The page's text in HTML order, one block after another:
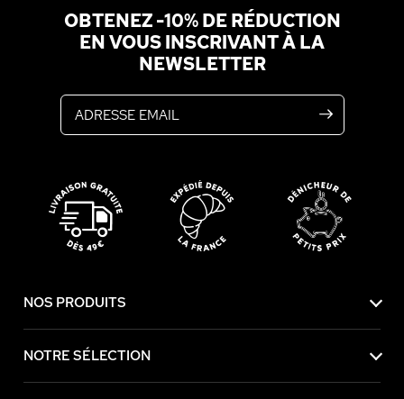
OBTENEZ -10% DE RÉDUCTION
EN VOUS INSCRIVANT À LA
NEWSLETTER
NOS PRODUITS
NOTRE SÉLECTION